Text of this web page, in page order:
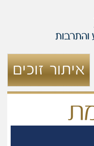
איתור זוכים